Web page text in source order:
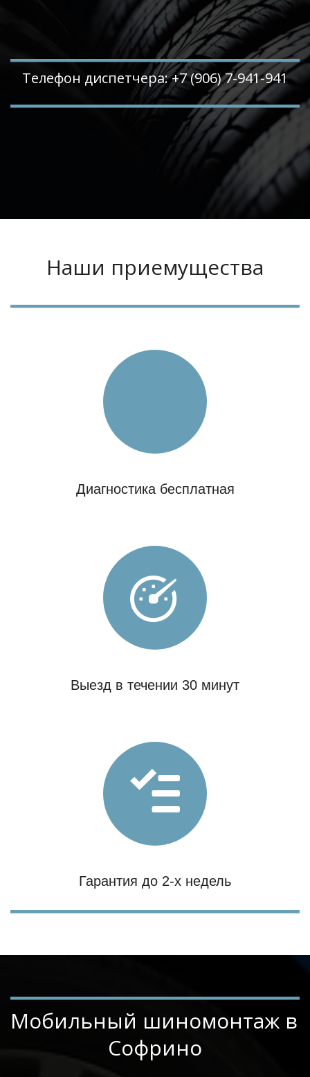
Телефон диспетчера: +7 (906) 7-941-941
Наши приемущества
Диагностика бесплатная
Выезд в течении 30 минут
Гарантия до 2-х недель
Мобильный шиномонтаж в
Софрино